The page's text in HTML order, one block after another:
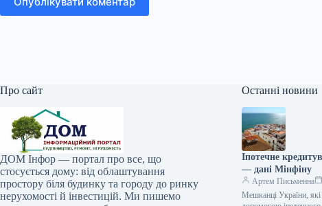
Про сайт
ДОМ Інфор — портал про все, що
стосується дому: від облаштування
простору біля будинку та городу до ринку
нерухомості й інвестицій. Ми пишемо
Останні новини
Іпотечне
— дані Мінфіну
Артем Письменна
Мешканці України, які